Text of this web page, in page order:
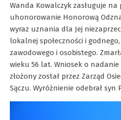
Wanda Kowalczyk zasługuje na
uhonorowanie Honorową
wyraz uznania dla Jej
lokalnej społeczności i
zawodowego i osobistego.
wieku 56 lat. Wniosek o
złożony został przez Zarząd
Sączu. Wyróżnienie odebrał syn